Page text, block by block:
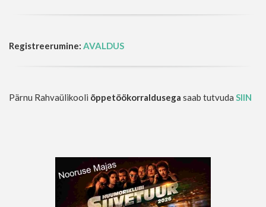
Registreerumine: AVALDUS
Pärnu Rahvaülikooli õppetöökorraldusega saab tutvuda SIIN